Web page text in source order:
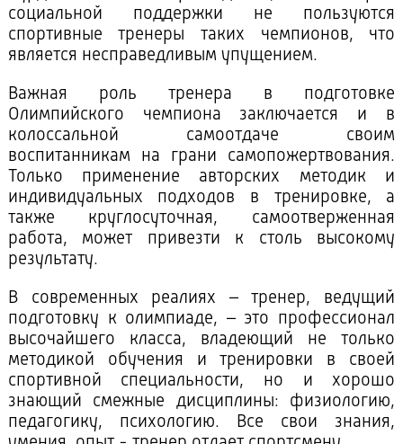
социальной поддержки не пользуются
спортивные тренеры таких чемпионов, что
является несправедливым упущением.
Важная роль тренера в подготовке
Олимпийского чемпиона заключается и в
колоссальной самоотдаче своим
воспитанникам на грани самопожертвования.
Только применение авторских методик и
индивидуальных подходов в тренировке, а
также круглосуточная, самоотверженная
работа, может привезти к столь высокому
результату.
В современных реалиях – тренер, ведущий
подготовку к олимпиаде, – это профессионал
высочайшего класса, владеющий не только
методикой обучения и тренировки в своей
спортивной специальности, но и хорошо
знающий смежные дисциплины: физиологию,
педагогику, психологию. Все свои знания,